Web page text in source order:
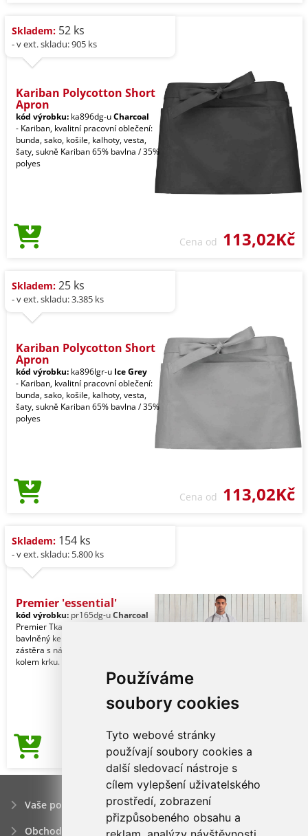
Používáme
soubory cookies
Tyto webové stránky
používají soubory cookies a
další sledovací nástroje s
cílem vylepšení uživatelského
prostředí, zobrazení
přizpůsobeného obsahu a
Skladem: 52 ks
- v ext. skladu: 905 ks
Kariban Polycotton Short
Apron
kód výrobku: ka896dg-uCharcoal
- Kariban, kvalitní pracovní oblečení:
bunda, sako, košile, kalhoty, vesta,
šaty, sukně Kariban 65% bavlna / 35%
polyes
Cena od 113,02Kč
Skladem: 25 ks
- v ext. skladu: 3.385 ks
Kariban Polycotton Short
Apron
kód výrobku: ka896lgr-u Ice Grey
- Kariban, kvalitní pracovní oblečení:
bunda, sako, košile, kalhoty, vesta,
šaty, sukně Kariban 65% bavlna / 35%
polyes
Cena od 113,02Kč
Skladem: 154 ks
- v ext. skladu: 5.800 ks
Premier 'essential'
kód výrobku: pr165dg-uCharcoal
Premier Tkanina. 80% polyester, 20%
bavlněný kepr. Vlastnosti. Klasická
zástěra s náprsenkou. Látkový pásek
kolem krku.
Cena od114,78Kč
Vaše poptávka
Obchodní podmínky